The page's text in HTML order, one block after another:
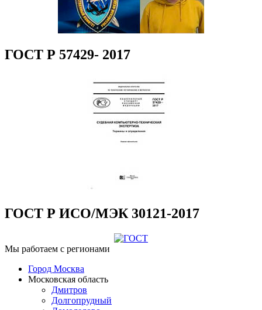
ГОСТ Р 57429- 2017
ГОСТ Р ИСО/МЭК 30121-2017
Мы работаем с регионами
Город Москва
Московская область
Дмитров
Долгопрудный